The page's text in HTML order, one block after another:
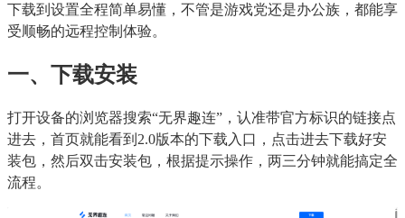
下载到设置全程简单易懂，不管是游戏党还是办公族，都能享
受顺畅的远程控制体验。
一、下载安装
打开设备的浏览器搜索“无界趣连”，认准带官方标识的链接点
进去，首页就能看到2.0版本的下载入口，点击进去下载好安
装包，然后双击安装包，根据提示操作，两三分钟就能搞定全
流程。